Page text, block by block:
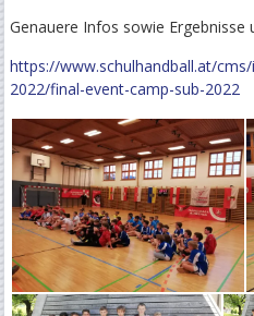
Genauere Infos sowie Ergebnisse
https://www.schulhandball.at/
2022/final-event-camp-sub-2022